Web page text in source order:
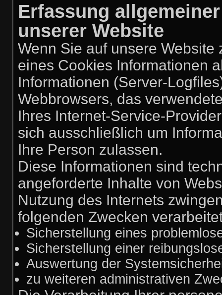
Erfassung
unserer Website
Wenn Sie auf unsere
eines Cookies Informationen
Informationen (Server-
Webbrowsers, das
Ihres Internet-Service-
sich ausschließlich um
Ihre Person zulassen.
Diese Informationen sind
angeforderte Inhalte von
Nutzung des Internets
folgenden Zwecken
Sicherstellung eines
Sicherstellung einer
Auswertung der
zu weiteren administrativen